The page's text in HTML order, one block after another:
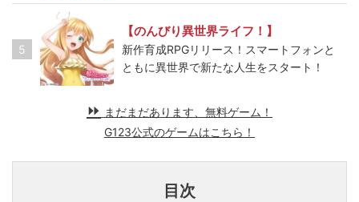
5
【のんびり異世界ライフ！】
新作育成RPGリリース！スマートフォンと
ともに異世界で新たな人生をスタート！
まだまだあります、無料ゲーム！
G123公式のゲームはこちら！
目次